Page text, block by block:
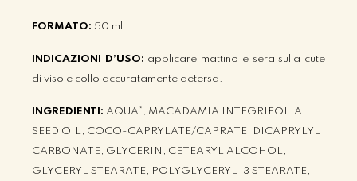
FORMATO: 50 ml
INDICAZIONI D’USO: applicare mattino e sera sulla cute
di viso e collo accuratamente detersa.
INGREDIENTI: AQUA*, MACADAMIA INTEGRIFOLIA
SEED OIL, COCO-CAPRYLATE/CAPRATE, DICAPRYLYL
CARBONATE, GLYCERIN, CETEARYL ALCOHOL,
GLYCERYL STEARATE, POLYGLYCERYL-3 STEARATE,